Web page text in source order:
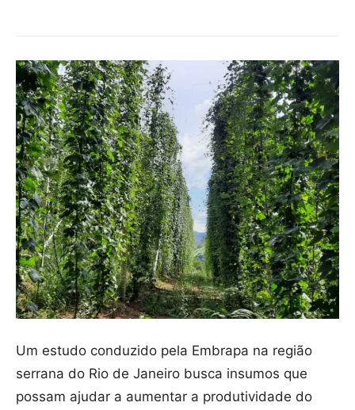
Um estudo conduzido pela Embrapa na região
serrana do Rio de Janeiro busca insumos que
possam ajudar a aumentar a produtividade do